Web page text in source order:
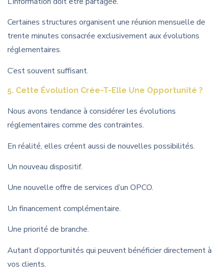
Certaines structures organisent une réunion mensuelle de
trente minutes consacrée exclusivement aux évolutions
réglementaires.
C’est souvent suffisant.
5. Cette Évolution Crée-T-Elle Une Opportunité ?
Nous avons tendance à considérer les évolutions
réglementaires comme des contraintes.
En réalité, elles créent aussi de nouvelles possibilités.
Un nouveau dispositif.
Une nouvelle offre de services d’un OPCO.
Un financement complémentaire.
Une priorité de branche.
Autant d’opportunités qui peuvent bénéficier directement à
vos clients.